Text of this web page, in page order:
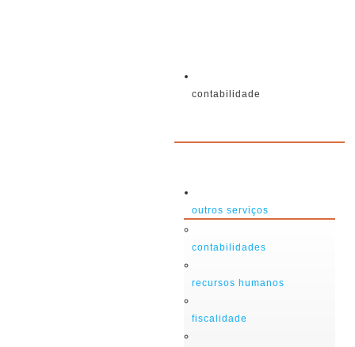
contabilidade
outros serviços
contabilidades
recursos humanos
fiscalidade